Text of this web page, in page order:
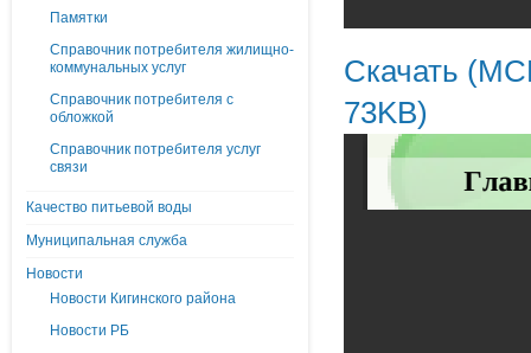
Памятки
Справочник потребителя жилищно-
коммунальных услуг
Справочник потребителя с
обложкой
Справочник потребителя услуг
связи
Качество питьевой воды
Муниципальная служба
Новости
Новости Кигинского района
Новости РБ
Скачать
73KB)